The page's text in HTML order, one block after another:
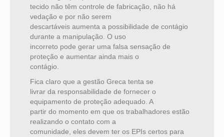
tecido não têm controle de fabricação, não há
vedação e por não serem
descartáveis aumenta a possibilidade de contágio
durante a manipulação. O uso
incorreto pode gerar uma falsa sensação de
proteção e aumentar ainda mais o
contágio.
Fica claro que a gestão Greca tenta se
livrar da responsabilidade de fornecer o
equipamento de proteção adequado. A
partir do momento em que os trabalhadores estão
realizando o contato com a
comunidade, eles devem ter os EPIs certos para